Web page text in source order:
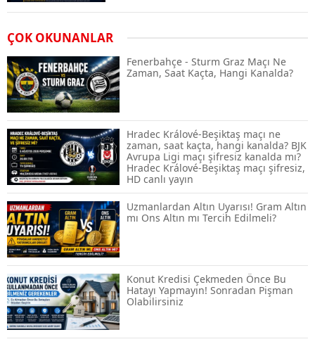
Airdrop Nasıl Alınır? Kripto Para Airdrop
Rehberi ve Güvenli Katılım Yöntemleri
Spot ve Vadeli İşlem Arasındaki Farklar |
Hangi Piyasa Sizin İçin Daha Uygun?
ABD-İran Anlaşması Sonrası Altın
Rekora Koştu, Petrol Fiyatları Sert Düştü
Temmuz 2026 Maaş Zammı Netleşiyor!
Memur, Emekli ve Sosyal Yardımlarda
Yeni Oranlar
KOSGEB’den KOBİ’lere Dev Finansman
Hamlesi: 36 Ay Vadeli 30 Milyon TL
Destek
ÇOK OKUNANLAR
Fenerbahçe - Sturm Graz Maçı Ne
Zaman, Saat Kaçta, Hangi Kanalda?
Hradec Králové-Beşiktaş maçı ne
zaman, saat kaçta, hangi kanalda? BJK
Avrupa Ligi maçı şifresiz kanalda mı?
Hradec Králové-Beşiktaş maçı şifresiz,
HD canlı yayın
Uzmanlardan Altın Uyarısı! Gram Altın
mı Ons Altın mı Tercih Edilmeli?
Konut Kredisi Çekmeden Önce Bu
Hatayı Yapmayın! Sonradan Pişman
Olabilirsiniz